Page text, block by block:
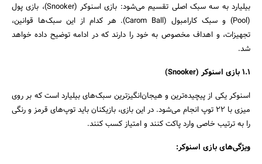
بیلیارد به سه سبک اصلی تقسیم می‌شود: بازی اسنوکر (Snooker)، بازی پول
(Pool) و سبک کارامبول (Carom Ball). هر کدام از این سبک‌ها قوانین،
تجهیزات، و اهداف مخصوص به خود را دارند که در ادامه توضیح داده خواهد
شد.
۱.۱بازی اسنوکر (Snooker)
اسنوکر یکی از پیچیده‌ترین و هیجان‌انگیزترین سبک‌های بیلیارد است که بر روی
میزی با ۲۲ توپ انجام می‌شود. در این بازی، بازیکنان باید توپ‌های قرمز و رنگی
را به ترتیب خاصی وارد پاکت کنند و امتیاز کسب کنند.
ویژگی‌های بازی اسنوکر: